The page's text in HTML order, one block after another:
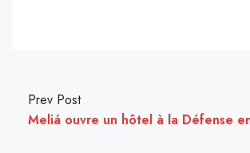
Prev Post
Meliá ouvre un hôtel à la Défense